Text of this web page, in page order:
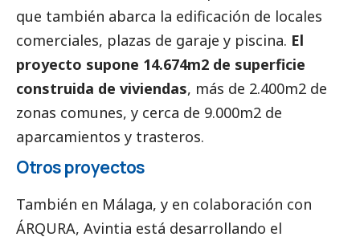
que también abarca la edificación de locales
comerciales, plazas de garaje y piscina. El
proyecto supone 14.674m2 de superficie
construida de viviendas, más de 2.400m2 de
zonas comunes, y cerca de 9.000m2 de
aparcamientos y trasteros.
Otros proyectos
También en Málaga, y en colaboración con
ÁRQURA, Avintia está desarrollando el